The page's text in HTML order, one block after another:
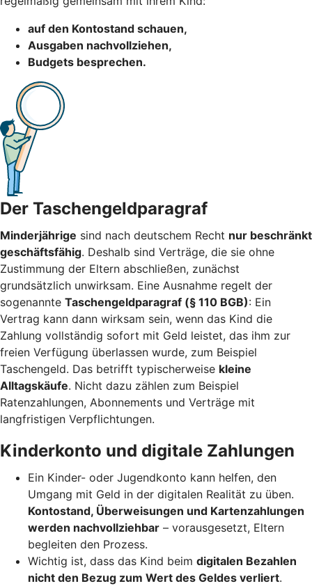
auf den Kontostand schauen,
Ausgaben nachvollziehen,
Budgets besprechen.
Der Taschengeldparagraf
Minderjährige sind nach deutschem Recht nur beschränkt
geschäftsfähig. Deshalb sind Verträge, die sie ohne
Zustimmung der Eltern abschließen, zunächst
grundsätzlich unwirksam. Eine Ausnahme regelt der
sogenannte Taschengeldparagraf (§ 110 BGB): Ein
Vertrag kann dann wirksam sein, wenn das Kind die
Zahlung vollständig sofort mit Geld leistet, das ihm zur
freien Verfügung überlassen wurde, zum Beispiel
Taschengeld. Das betrifft typischerweise kleine
Alltagskäufe. Nicht dazu zählen zum Beispiel
Ratenzahlungen, Abonnements und Verträge mit
langfristigen Verpflichtungen.
Kinderkonto und digitale Zahlungen
Ein Kinder- oder Jugendkonto kann helfen, den
Umgang mit Geld in der digitalen Realität zu üben.
Kontostand, Überweisungen und Kartenzahlungen
werden nachvollziehbar – vorausgesetzt, Eltern
begleiten den Prozess.
Wichtig ist, dass das Kind beim digitalen Bezahlen
nicht den Bezug zum Wert des Geldes verliert.